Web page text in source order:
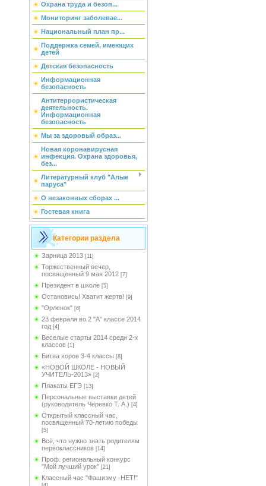
Охрана труда и безоп...
Мониторинг заболевае...
Национальный план пр...
Поддержка семей, имеющих
детей
Детская безопасность
Информационная
безопасность
Антитеррористическая
деятельность.
Информационная
безопасность
Мы за здоровый образ...
Новая коронавирусная
инфекция. Охрана здоровья,
без...
Литературный клуб "Алые
паруса"
О незаконных сборах ...
Гостевая книга
Категории раздела
Зарница 2013 [11]
Торжественный вечер,
посвященный 9 мая 2012 [7]
Президент в школе [5]
Остановись! Хватит жертв! [9]
"Орленок" [6]
23 февраля во 2 "А" классе 2014
год [4]
Веселые старты 2014 среди 2-х
классов [1]
Битва хоров 3-4 классы [8]
«НОВОЙ ШКОЛЕ - НОВЫЙ
УЧИТЕЛЬ-2013» [2]
Плакаты ЕГЭ [13]
Персональные выставки детей
(руководитель Черевко Т. А.) [4]
Открытый классный час,
посвященный 70-летию победы
[5]
Всё, что нужно знать родителям
первоклассников [14]
Проф. региональный конкурс
"Мой лучший урок" [21]
Классный час "Фашизму -НЕТ!"